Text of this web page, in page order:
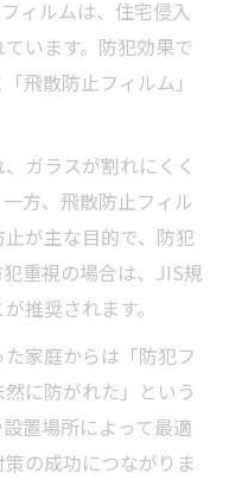
フィルムで実現
スフィルムを比較
費を抑えるポイン
スフィルムとは
の選び方ガイド
ルムの特徴とは
ルムの比較一覧表
ィルムは、住宅侵入
います。防犯効果で
飛散防止フィルム」
ガラスが割れにくく
方、飛散防止フィル
が主な目的で、防犯
重視の場合は、JIS規
推奨されます。
家庭からは「防犯フ
に防がれた」という
置場所によって最適
の成功につながりま